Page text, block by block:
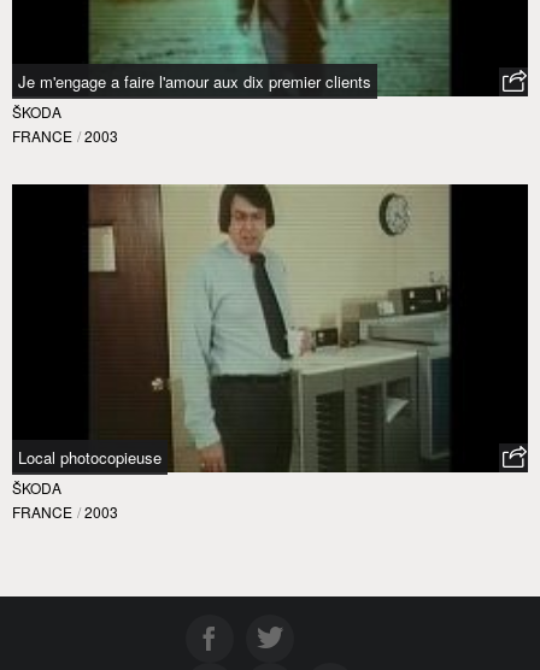
Je m'engage a faire l'amour aux dix premier clients
ŠKODA
FRANCE / 2003
Local photocopieuse
ŠKODA
FRANCE / 2003